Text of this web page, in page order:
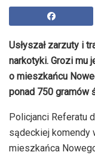
Usłyszał zarzuty i
narkotyki. Grozi mu
o mieszkańcu
ponad 750 gramów
Policjanci Referatu
sądeckiej komendy
mieszkańca